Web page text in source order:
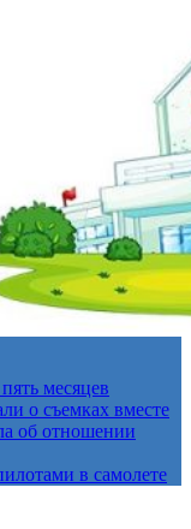
месяцев
о съемках вместе
об отношении
в самолете